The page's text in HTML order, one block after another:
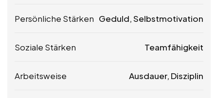
Persönliche Stärken Geduld, Selbstmotivation
Soziale Stärken Teamfähigkeit
Arbeitsweise Ausdauer, Disziplin